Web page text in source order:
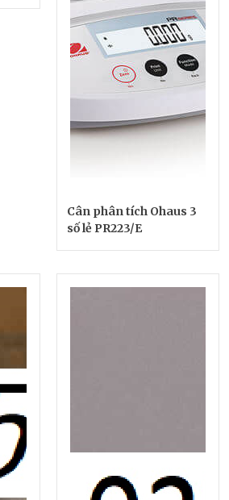
Cân phân tích Ohaus 3
số lẻ PR223/E